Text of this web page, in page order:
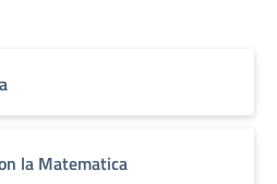
la Matematica